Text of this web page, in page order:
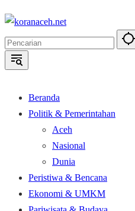
Langsung
konten
Beranda
Politik & Pemerintahan
Aceh
Nasional
Dunia
Peristiwa & Bencana
Ekonomi & UMKM